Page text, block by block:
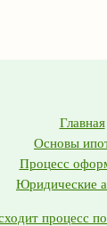
Главная
Основы
Процесс
Юридические
процесс